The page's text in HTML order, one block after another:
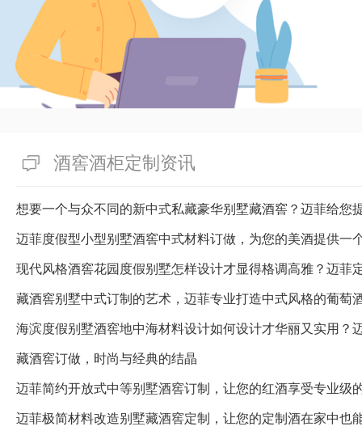
酒窖酒柜定制资讯
想要一个与众不同的新中式私藏豪华别墅藏酒窖？迈菲给您
迈菲度假型小型别墅酒窖中式材料订做，为您的美酒提供一
藏酒窖别墅中式订制的艺术，迈菲专业打造中式风格的葡萄
海滨度假别墅酒窖地中海材料设计如何设计才华丽又实用？
藏酒窖订做，时尚与经典的结晶
迈菲简约开放式中等别墅酒窖订制，让您的红酒享受专业级
迈菲极简材料改造别墅藏酒窖定制，让您的定制酒在家中也